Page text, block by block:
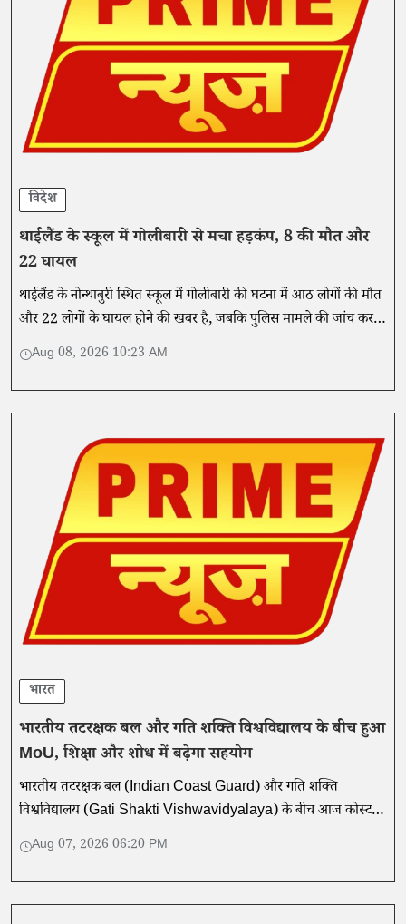
विदेश
थाईलैंड के स्कूल में गोलीबारी से मचा हड़कंप, 8 की मौत और
22 घायल
थाईलैंड के नोन्थाबुरी स्थित स्कूल में गोलीबारी की घटना में आठ लोगों की मौत
और 22 लोगों के घायल होने की खबर है, जबकि पुलिस मामले की जांच कर
रही है।Aug 08, 2026 10:23 AM
भारत
भारतीय तटरक्षक बल और गति शक्ति विश्वविद्यालय के बीच हुआ
MoU, शिक्षा और शोध में बढ़ेगा सहयोग
भारतीय तटरक्षक बल (Indian Coast Guard) और गति शक्ति
विश्वविद्यालय (Gati Shakti Vishwavidyalaya) के बीच आज कोस्ट
गार्ड मुख्यालय में एक समझौता ज्ञापन (MoU) पर हस्ताक्षर किए गए।
Aug 07, 2026 06:20 PM